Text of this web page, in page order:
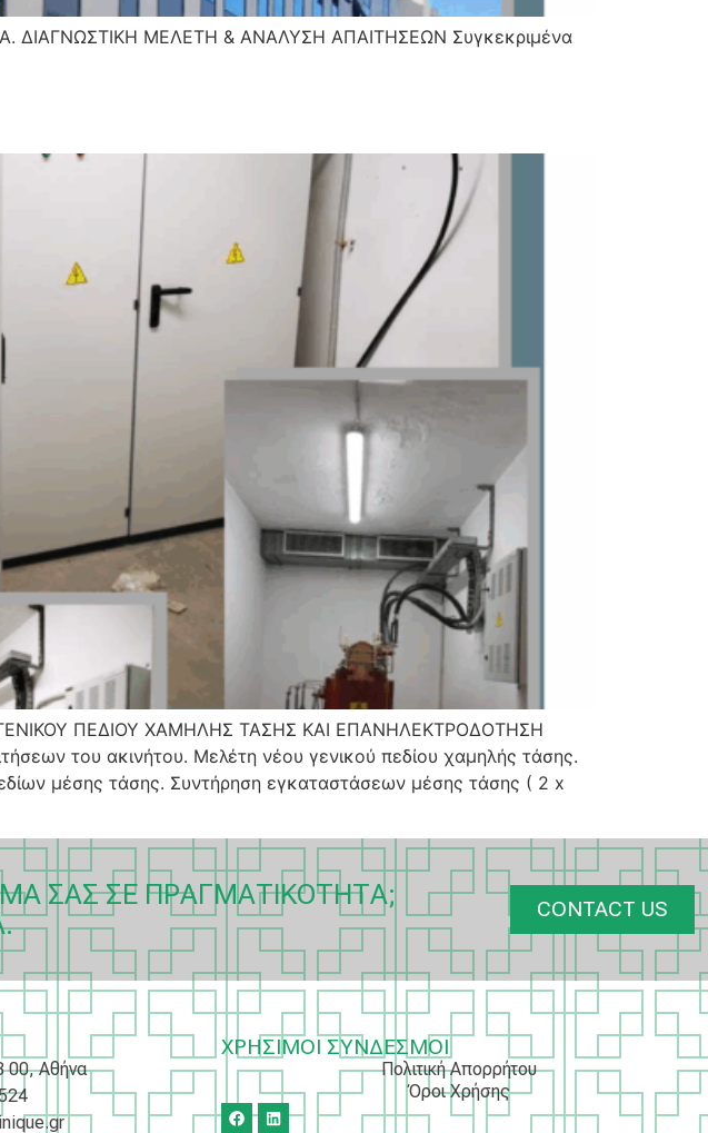
ΔΙΑΓΝΩΣΤΙΚΗ ΜΕΛΕΤΗ & ΑΝΑΛΥΣΗ ΑΠΑΙΤΗΣΕΩΝ Συγκεκριμένα
ΠΕΔΙΟΥ ΧΑΜΗΛΗΣ ΤΑΣΗΣ ΚΑΙ ΕΠΑΝΗΛΕΚΤΡΟΔΟΤΗΣΗ
του ακινήτου. Μελέτη νέου γενικού πεδίου χαμηλής τάσης.
μέσης τάσης. Συντήρηση εγκαταστάσεων μέσης τάσης ( 2 x
ΣΑΣ ΣΕ ΠΡΑΓΜΑΤΙΚΌΤΗΤΑ;
CONTACT US
00, Αθήνα
ΧΡΗΣΙΜΟΙ ΣΥΝΔΕΣΜΟΙ
Πολιτική Απορρήτου
Όροι Χρήσης